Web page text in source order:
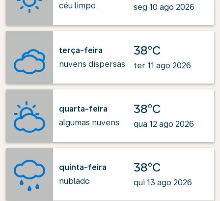
céu limpo
seg 10 ago 2026
terça-feira
nuvens dispersas
38°C
ter 11 ago 2026
quarta-feira
algumas nuvens
38°C
qua 12 ago 2026
quinta-feira
nublado
38°C
qui 13 ago 2026